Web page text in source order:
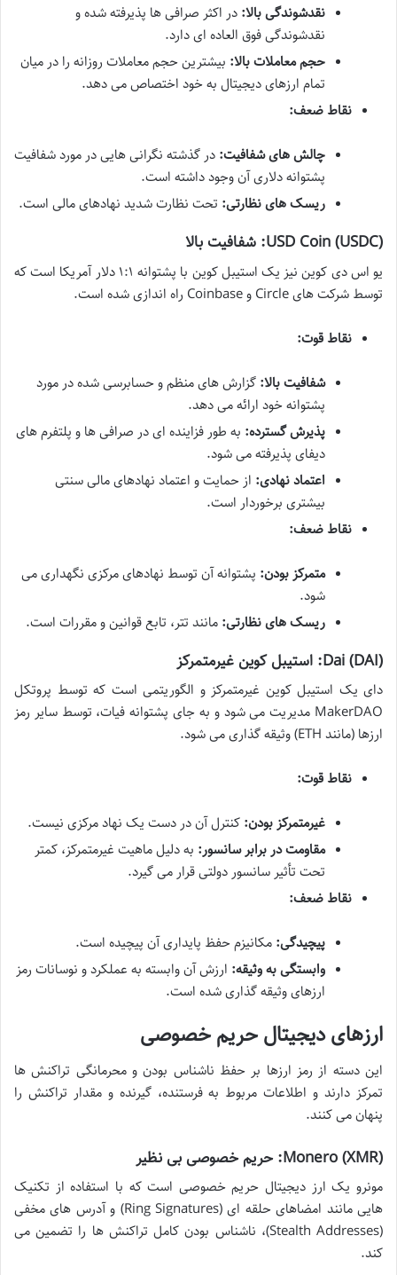
نقدشوندگی بالا: در اکثر صرافی ها پذیرفته شده و
نقدشوندگی فوق العاده ای دارد.
حجم معاملات بالا: بیشترین حجم معاملات روزانه را در میان
تمام ارزهای دیجیتال به خود اختصاص می دهد.
نقاط ضعف:
چالش های شفافیت: در گذشته نگرانی هایی در مورد شفافیت
پشتوانه دلاری آن وجود داشته است.
ریسک های نظارتی: تحت نظارت شدید نهادهای مالی است.
USD Coin (USDC): شفافیت بالا
یو اس دی کوین نیز یک استیبل کوین با پشتوانه ۱:۱ دلار آمریکا است که
توسط شرکت های Circle و Coinbase راه اندازی شده است.
نقاط قوت:
شفافیت بالا: گزارش های منظم و حسابرسی شده در مورد
پشتوانه خود ارائه می دهد.
پذیرش گسترده: به طور فزاینده ای در صرافی ها و پلتفرم های
دیفای پذیرفته می شود.
اعتماد نهادی: از حمایت و اعتماد نهادهای مالی سنتی
بیشتری برخوردار است.
نقاط ضعف:
متمرکز بودن: پشتوانه آن توسط نهادهای مرکزی نگهداری می
شود.
ریسک های نظارتی: مانند تتر، تابع قوانین و مقررات است.
Dai (DAI): استیبل کوین غیرمتمرکز
دای یک استیبل کوین غیرمتمرکز و الگوریتمی است که توسط پروتکل
MakerDAO مدیریت می شود و به جای پشتوانه فیات، توسط سایر رمز
ارزها (مانند ETH) وثیقه گذاری می شود.
نقاط قوت:
غیرمتمرکز بودن: کنترل آن در دست یک نهاد مرکزی نیست.
مقاومت در برابر سانسور: به دلیل ماهیت غیرمتمرکز، کمتر
تحت تأثیر سانسور دولتی قرار می گیرد.
نقاط ضعف:
پیچیدگی: مکانیزم حفظ پایداری آن پیچیده است.
وابستگی به وثیقه: ارزش آن وابسته به عملکرد و نوسانات رمز
ارزهای وثیقه گذاری شده است.
ارزهای دیجیتال حریم خصوصی
این دسته از رمز ارزها بر حفظ ناشناس بودن و محرمانگی تراکنش ها
تمرکز دارند و اطلاعات مربوط به فرستنده، گیرنده و مقدار تراکنش را
پنهان می کنند.
Monero (XMR): حریم خصوصی بی نظیر
مونرو یک ارز دیجیتال حریم خصوصی است که با استفاده از تکنیک
هایی مانند امضاهای حلقه ای (Ring Signatures) و آدرس های مخفی
(Stealth Addresses)، ناشناس بودن کامل تراکنش ها را تضمین می
کند.